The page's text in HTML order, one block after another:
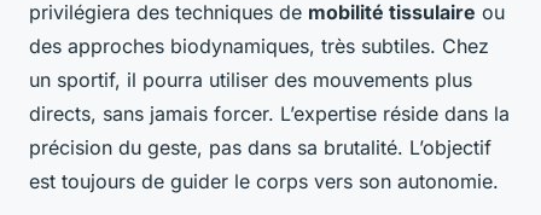
privilégiera des techniques de mobilité tissulaire ou
des approches biodynamiques, très subtiles. Chez
un sportif, il pourra utiliser des mouvements plus
directs, sans jamais forcer. L’expertise réside dans la
précision du geste, pas dans sa brutalité. L’objectif
est toujours de guider le corps vers son autonomie.